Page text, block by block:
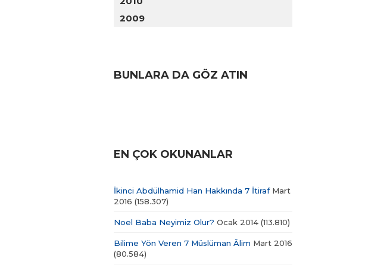
2009
BUNLARA DA GÖZ ATIN
EN ÇOK OKUNANLAR
İkinci Abdülhamid Han Hakkında 7 İtirafMart
2016 (158.307)
Noel Baba Neyimiz Olur? Ocak 2014 (113.810)
Bilime Yön Veren 7 Müslüman Âlim Mart 2016
(80.584)